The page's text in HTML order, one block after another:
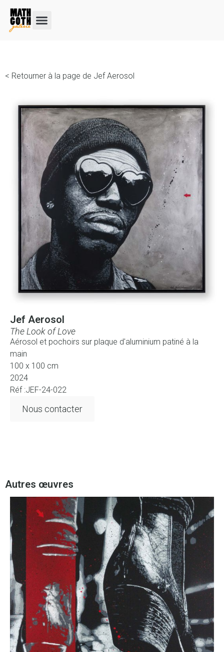
< Retourner à la page de Jef Aerosol
Jef Aerosol
The Look of Love
Aérosol et pochoirs sur plaque d'aluminium patiné à la
main
100 x 100 cm
2024
Réf :JEF-24-022
Nous contacter
Autres œuvres